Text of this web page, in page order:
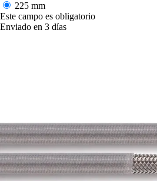
225 mm
Este campo es obligatorio
Enviado en 3 días